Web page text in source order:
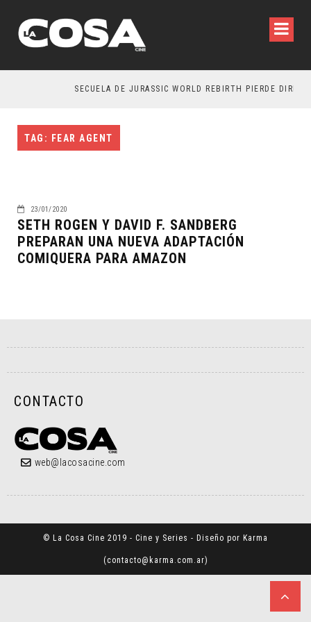
SECUELA DE JURASSIC WORLD REBIRTH PIERDE
TAG: FEAR AGENT
23/01/2020
SETH ROGEN Y DAVID F. SANDBERG
PREPARAN UNA NUEVA ADAPTACIÓN
COMIQUERA PARA AMAZON
CONTACTO
web@lacosacine.com
© La Cosa Cine 2019 - Cine y Series - Diseño por Karma
(contacto@karma.com.ar)